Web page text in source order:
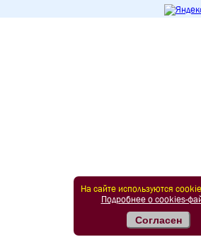
На сайте используются
Подробнее о cookies-
Согласен